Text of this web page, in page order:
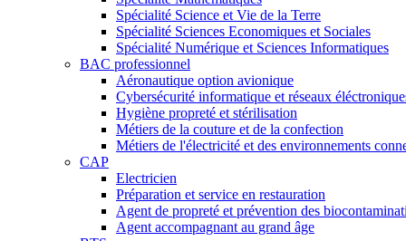
Spécialité Science et Vie de la Terre
Spécialité Sciences Economiques et Sociales
Spécialité Numérique et Sciences Informatiques
BAC professionnel
Aéronautique option avionique
Cybersécurité informatique et réseaux
Hygiène propreté et stérilisation
Métiers de la couture et de la confection
Métiers de l'électricité et des environnements
CAP
Electricien
Préparation et service en restauration
Agent de propreté et prévention des
Agent accompagnant au grand âge